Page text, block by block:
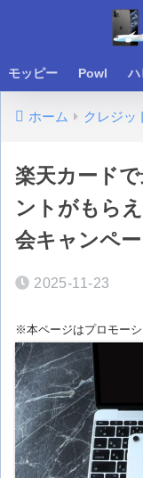
モッピー Powl ハ
ホーム クレジッ
楽天カード
ントがもら
会キャンペ
2025-11-23
※本ページはプロモー